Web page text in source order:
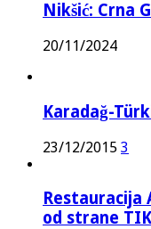
Nikšić: Crna
20/11/2024
Karadağ-
23/12/2015 3
Restauracija
od strane